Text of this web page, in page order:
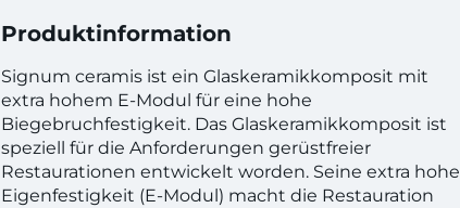
Produktinformation
Signum ceramis ist ein Glaskeramikkomposit mit
extra hohem E-Modul für eine hohe
Biegebruchfestigkeit. Das Glaskeramikkomposit ist
speziell für die Anforderungen gerüstfreier
Restaurationen entwickelt worden. Seine extra hohe
Eigenfestigkeit (E-Modul) macht die Restauration